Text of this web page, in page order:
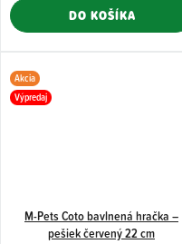
DO KOŠÍKA
Akcia
Výpredaj
M-Pets Coto bavlnená hračka –
pešiek červený 22 cm